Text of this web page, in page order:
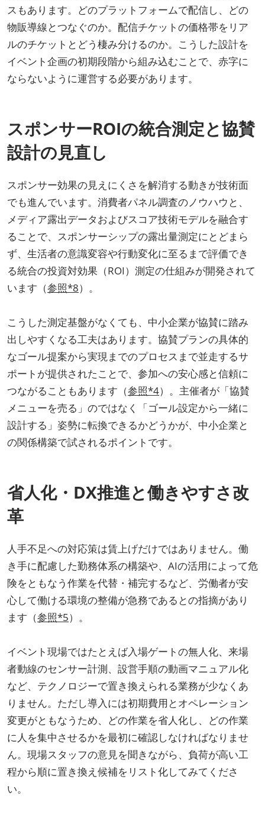
スもあります。どのプラットフォームで配信し、どの
物販導線とつなぐのか。配信チケットの価格帯をリア
ルのチケットとどう棲み分けるのか。こうした設計を
イベント企画の初期段階から組み込むことで、赤字に
ならないように運営する必要があります。
スポンサーROIの統合測定と協賛
設計の見直し
スポンサー効果の見えにくさを解消する動きが技術面
でも進んでいます。消費者パネル調査のノウハウと、
メディア露出データおよびスコア技術モデルを融合す
ることで、スポンサーシップの露出量測定にとどまら
ず、生活者の意識変容や行動変化に至るまで評価でき
る統合の投資対効果（ROI）測定の仕組みが開発されて
います（参照*8）。
こうした測定基盤がなくても、中小企業が協賛に踏み
出しやすくなる工夫はあります。協賛プランの具体的
なゴール提案から実現までのプロセスまで並走するサ
ポートが提供されたことで、参加への安心感と信頼に
つながることもあります（参照*4）。主催者が「協賛
メニューを売る」のではなく「ゴール設定から一緒に
設計する」姿勢に転換できるかどうかが、中小企業と
の関係構築で試されるポイントです。
省人化・DX推進と働きやすさ改
革
人手不足への対応策は賃上げだけではありません。働
き手に配慮した勤務体系の構築や、AIの活用によって危
険をともなう作業を代替・補完するなど、労働者が安
心して働ける環境の整備が急務であるとの指摘があり
ます（参照*5）。
イベント現場ではたとえば入場ゲートの無人化、来場
者動線のセンサー計測、設営手順の動画マニュアル化
など、テクノロジーで置き換えられる業務が少なくあ
りません。ただし導入には初期費用とオペレーション
変更がともなうため、どの作業を省人化し、どの作業
に人を集中させるかを最初に確認しなければなりませ
ん。現場スタッフの意見を聞きながら、負荷が高い工
程から順に置き換え候補をリスト化してみてくださ
い。